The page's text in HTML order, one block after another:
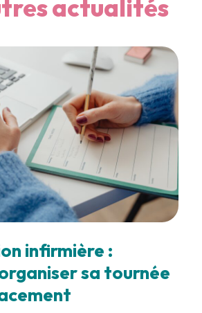
actualités
infirmière :
sa tournée